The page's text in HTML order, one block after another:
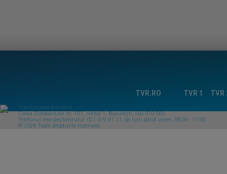
TVR
TVR 1
TVR.RO
Televiziunea Română
Calea Dorobanţilor nr. 191, sector 1, Bucureşti, cod 010.565
Telefonul telespectatorului: 021.319.91.11, de luni până vineri, 09:00 - 17:00
© 2026 Toate drepturile rezervate.